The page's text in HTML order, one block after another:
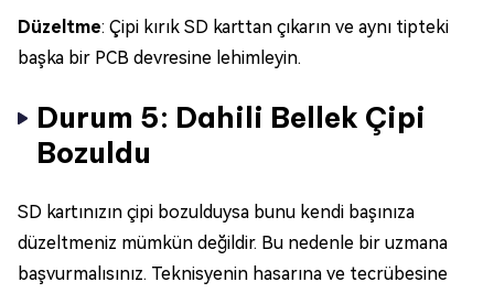
Düzeltme: Çipi kırık SD karttan çıkarın ve aynı tipteki
başka bir PCB devresine lehimleyin.
Durum 5: Dahili Bellek Çipi
Bozuldu
SD kartınızın çipi bozulduysa bunu kendi başınıza
düzeltmeniz mümkün değildir. Bu nedenle bir uzmana
başvurmalısınız. Teknisyenin hasarına ve tecrübesine